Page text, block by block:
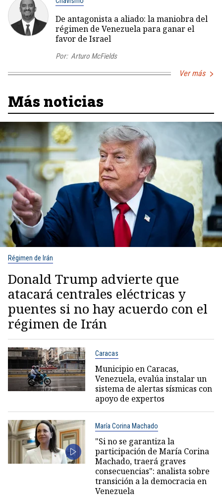
De antagonista a aliado: la maniobra del
régimen de Venezuela para ganar el
favor de Israel
Por: Arturo McFields
Ver más
Más noticias
Régimen de Irán
Donald Trump advierte que
atacará centrales eléctricas y
puentes si no hay acuerdo con el
régimen de Irán
Caracas
Municipio en Caracas,
Venezuela, evalúa instalar un
sistema de alertas sísmicas con
apoyo de expertos
María Corina Machado
"Si no se garantiza la
participación de María Corina
Machado, traerá graves
consecuencias": analista sobre
transición a la democracia en
Venezuela